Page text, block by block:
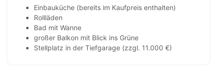
Einbauküche (bereits im Kaufpreis enthalten)
Rollläden
Bad mit Wanne
großer Balkon mit Blick ins Grüne
Stellplatz in der Tiefgarage (zzgl. 11.000 €)